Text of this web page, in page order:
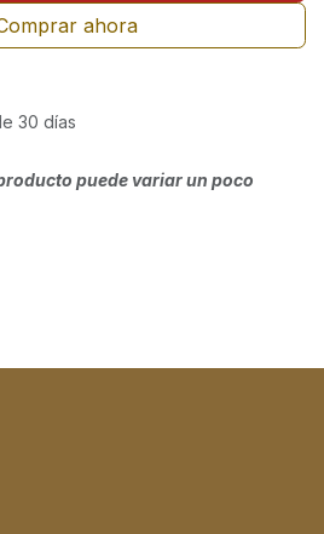
ahora
30 días
puede variar un poco